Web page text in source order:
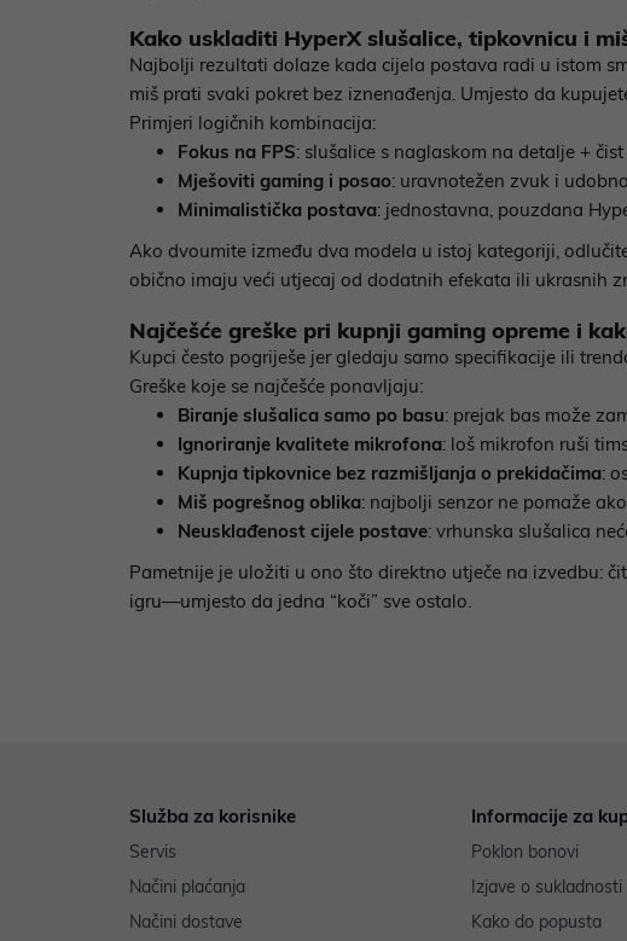
Kako uskladiti HyperX slušalice, tipkovnicu i
Najbolji rezultati dolaze kada cijela postava radi u istom
miš prati svaki pokret bez iznenađenja. Umjesto da
Primjeri logičnih kombinacija:
Fokus na FPS: slušalice s naglaskom na detalje +
Mješoviti gaming i posao: uravnotežen zvuk i
Minimalistička postava: jednostavna, pouzdana
Ako dvoumite između dva modela u istoj kategoriji,
obično imaju veći utjecaj od dodatnih efekata ili ukrasnih
Najčešće greške pri kupnji gaming opreme i
Kupci često pogriješe jer gledaju samo specifikacije ili
Greške koje se najčešće ponavljaju:
Biranje slušalica samo po basu: prejak bas može
Ignoriranje kvalitete mikrofona: loš mikrofon ruši
Kupnja tipkovnice bez razmišljanja o prekidačima:
Miš pogrešnog oblika: najbolji senzor ne pomaže
Neusklađenost cijele postave: vrhunska slušalica
Pametnije je uložiti u ono što direktno utječe na izvedbu:
igru—umjesto da jedna “koči” sve ostalo.
Služba za korisnike
Servis
Načini plaćanja
Načini dostave
Informacije za
Poklon bonovi
Izjave o sukladnosti
Kako do popusta